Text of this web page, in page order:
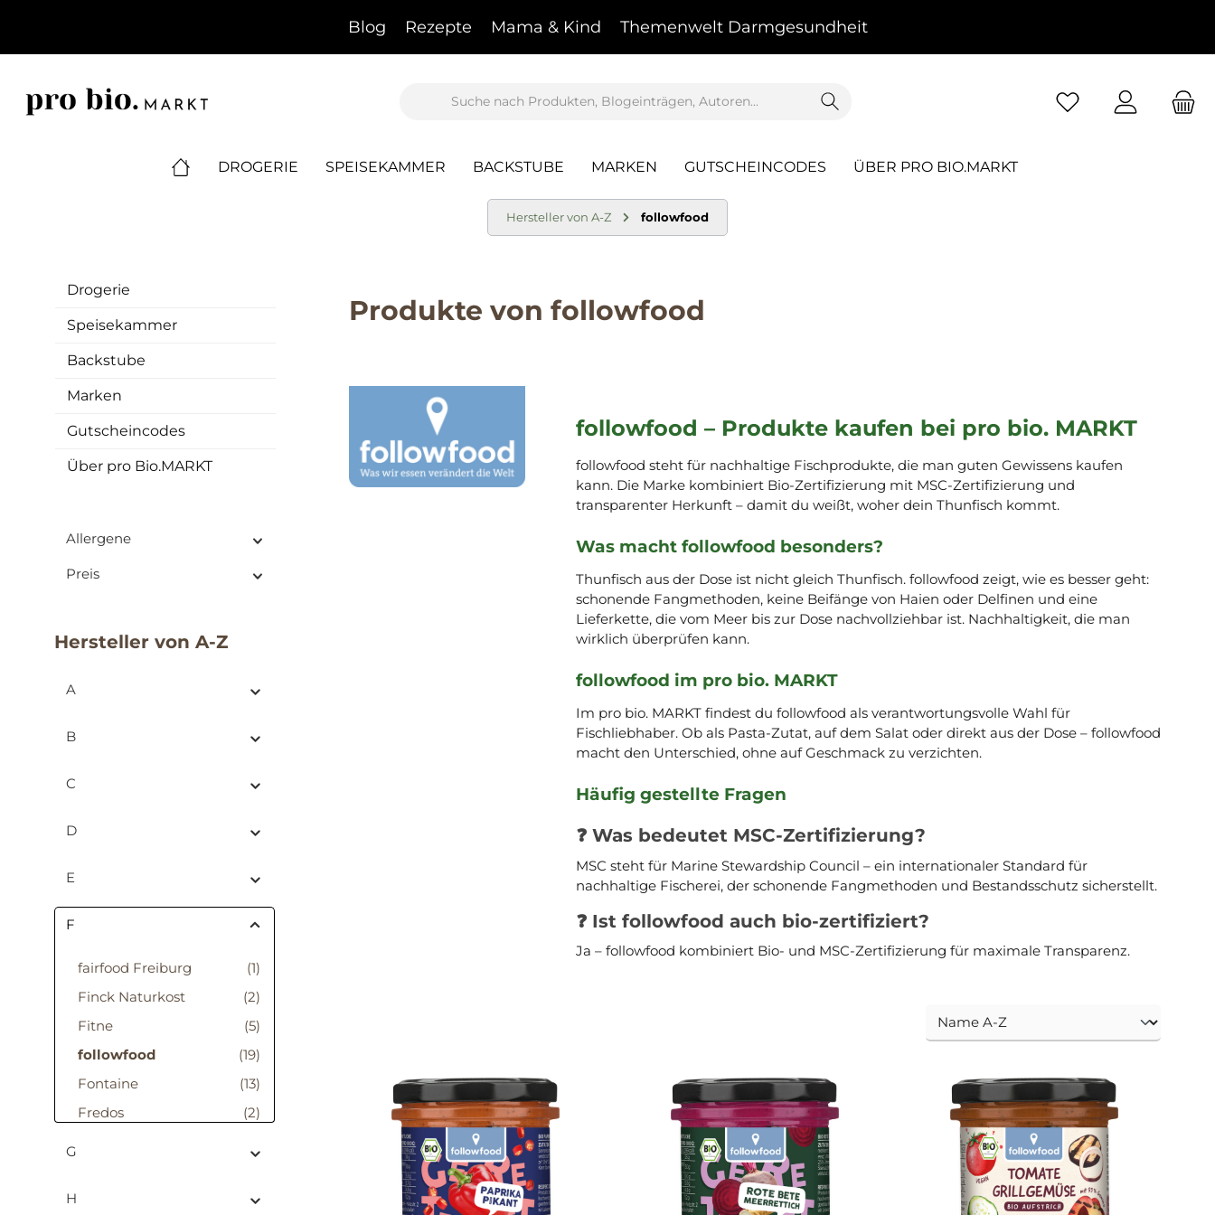
Blog Rezepte Mama & Kind Themenwelt Darmgesundheit
DROGERIE SPEISEKAMMER BACKSTUBE MARKEN GUTSCHEINCODES ÜBER PRO BIO.MARKT
Hersteller von A-Z followfood
Drogerie
Speisekammer
Backstube
Marken
Gutscheincodes
Über pro Bio.MARKT
Allergene
Preis
Hersteller von A-Z
A
B
C
D
E
F
(1)
fairfood Freiburg
(2)
Finck Naturkost
(5)
Fitne
(19)
followfood
(13)
Fontaine
(2)
Fredos
G
H
Produkte von followfood
followfood – Produkte kaufen bei pro bio. MARKT
followfood steht für nachhaltige Fischprodukte, die man guten Gewissens kaufen
kann. Die Marke kombiniert Bio-Zertifizierung mit MSC-Zertifizierung und
transparenter Herkunft – damit du weißt, woher dein Thunfisch kommt.
Was macht followfood besonders?
Thunfisch aus der Dose ist nicht gleich Thunfisch. followfood zeigt, wie es besser geht:
schonende Fangmethoden, keine Beifänge von Haien oder Delfinen und eine
Lieferkette, die vom Meer bis zur Dose nachvollziehbar ist. Nachhaltigkeit, die man
wirklich überprüfen kann.
followfood im pro bio. MARKT
Im pro bio. MARKT findest du followfood als verantwortungsvolle Wahl für
Fischliebhaber. Ob als Pasta-Zutat, auf dem Salat oder direkt aus der Dose – followfood
macht den Unterschied, ohne auf Geschmack zu verzichten.
Häufig gestellte Fragen
❓ Was bedeutet MSC-Zertifizierung?
MSC steht für Marine Stewardship Council – ein internationaler Standard für
nachhaltige Fischerei, der schonende Fangmethoden und Bestandsschutz sicherstellt.
❓ Ist followfood auch bio-zertifiziert?
Ja – followfood kombiniert Bio- und MSC-Zertifizierung für maximale Transparenz.